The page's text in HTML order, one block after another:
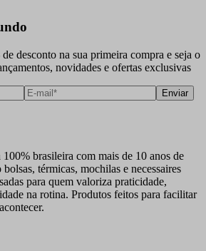
desconto na sua primeira compra e seja o
novidades e ofertas exclusivas
Enviar
brasileira com mais de 10 anos de
térmicas, mochilas e necessaires
para quem valoriza praticidade,
na rotina. Produtos feitos para facilitar